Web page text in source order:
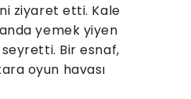
ziyaret etti. Kale
yemek yiyen
Bir esnaf,
oyun havası